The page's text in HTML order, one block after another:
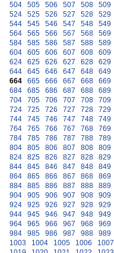
504
505 506 507 508 509
524
525 526 527 528 529
544
545 546 547 548 549
564
565 566 567 568 569
584
585 586 587 588 589
604
605 606 607 608 609
624
625 626 627 628 629
644
645 646 647 648 649
664
665 666 667 668 669
684
685 686 687 688 689
704
705 706 707 708 709
724
725 726 727 728 729
744
745 746 747 748 749
764
765 766 767 768 769
784
785 786 787 788 789
804
805 806 807 808 809
824
825 826 827 828 829
844
845 846 847 848 849
864
865 866 867 868 869
884
885 886 887 888 889
904
905 906 907 908 909
924
925 926 927 928 929
944
945 946 947 948 949
964
965 966 967 968 969
984
985 986 987 988 989
1003
1004 1005 1006 1007